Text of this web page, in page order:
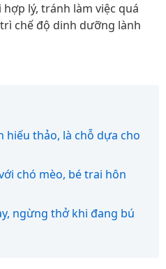
lý, tránh làm việc quá
chế độ dinh dưỡng lành
hiếu thảo, là chỗ dựa cho
chó mèo, bé trai hôn
ngừng thở khi đang bú